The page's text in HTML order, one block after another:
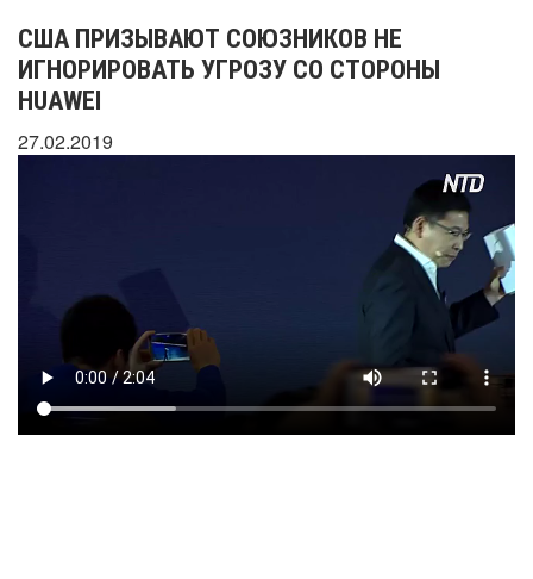
США ПРИЗЫВАЮТ СОЮЗНИКОВ НЕ
ИГНОРИРОВАТЬ УГРОЗУ СО СТОРОНЫ
HUAWEI
27.02.2019